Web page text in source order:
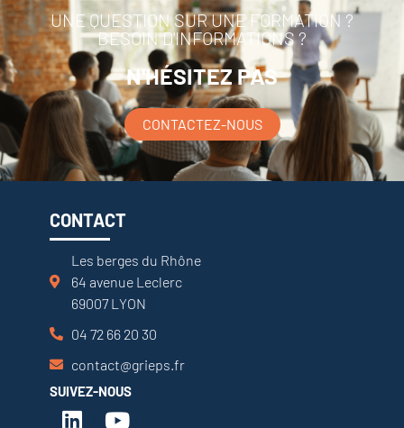
UNE QUESTION SUR UNE FORMATION ?
BESOIN D'INFORMATIONS ?
N'HÉSITEZ PAS
CONTACTEZ-NOUS
CONTACT
Les berges du Rhône
64 avenue Leclerc
69007 LYON
04 72 66 20 30
contact@grieps.fr
SUIVEZ-NOUS